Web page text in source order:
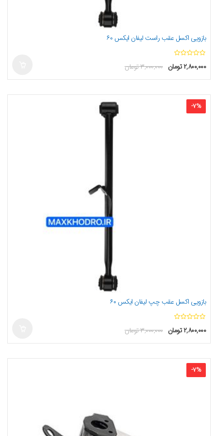
بازویی اکسل عقب راست لیفان ایکس ۶۰
۳,۰۰۰,۰۰۰تومان ۲,۸۰۰,۰۰۰تومان
-7%
بازویی اکسل عقب چپ لیفان ایکس ۶۰
۳,۰۰۰,۰۰۰تومان ۲,۸۰۰,۰۰۰تومان
-7%